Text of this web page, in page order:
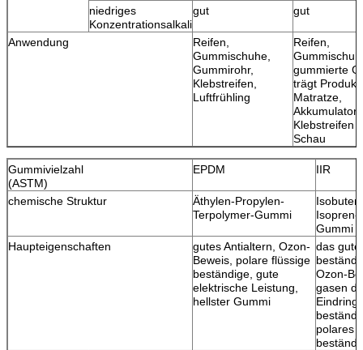
niedriges
Konzentrationsalkali
gut gut
Anwendung
Reifen,
Gummischuhe,
Gummirohr,
Klebstreifen,
Luftfrühling
Reifen,
gummierte
trägt
Matratze,
Klebstreifen
Schau
Gummivielzahl
(ASTM)
EPDM IIR
chemische Struktur
Äthylen-Propylen-
Terpolymer-Gummi
Isopren-
Gummi
Haupteigenschaften
gutes Antialtern, Ozon-
Beweis, polare flüssige
beständige, gute
elektrische Leistung,
hellster Gummi
das gute
Ozon-
gasen
polares